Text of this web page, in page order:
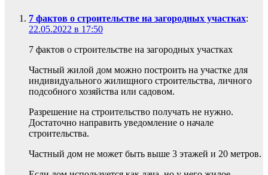
7 фактов о строительстве на загородных участках:
22.05.2022 в 17:50
7 фактов о строительстве на загородных участках
Частный жилой дом можно построить на участке для
индивидуального жилищного строительства, личного
подсобного хозяйства или садовом.
Разрешение на строительство получать не нужно.
Достаточно направить уведомление о начале
строительства.
Частный дом не может быть выше 3 этажей и 20 метров.